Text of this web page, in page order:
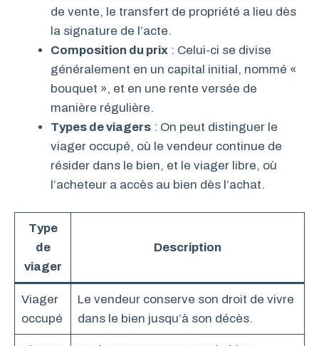
de vente, le transfert de propriété a lieu dès
la signature de l’acte.
Composition du prix : Celui-ci se divise
généralement en un capital initial, nommé «
bouquet », et en une rente versée de
manière régulière.
Types de viagers : On peut distinguer le
viager occupé, où le vendeur continue de
résider dans le bien, et le viager libre, où
l’acheteur a accès au bien dès l’achat.
Type
de
viager
Description
Viager
occupé
Le vendeur conserve son droit de vivre
dans le bien jusqu’à son décès.